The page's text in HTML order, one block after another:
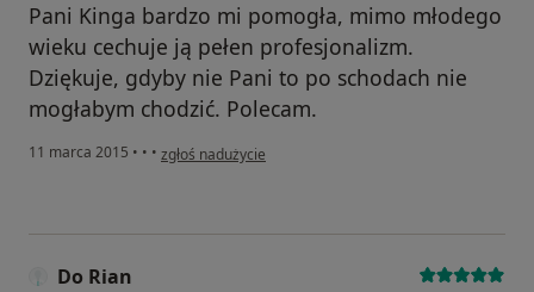
Pani Kinga bardzo mi pomogła, mimo młodego
wieku cechuje ją pełen profesjonalizm.
Dziękuje, gdyby nie Pani to po schodach nie
mogłabym chodzić. Polecam.
11 marca 2015 • • • w opinii użytkownika Anita
zgłoś nadużycie
Do Rian